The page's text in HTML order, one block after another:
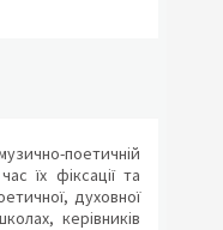
поетичній
їх фіксації та
духовної
керівників